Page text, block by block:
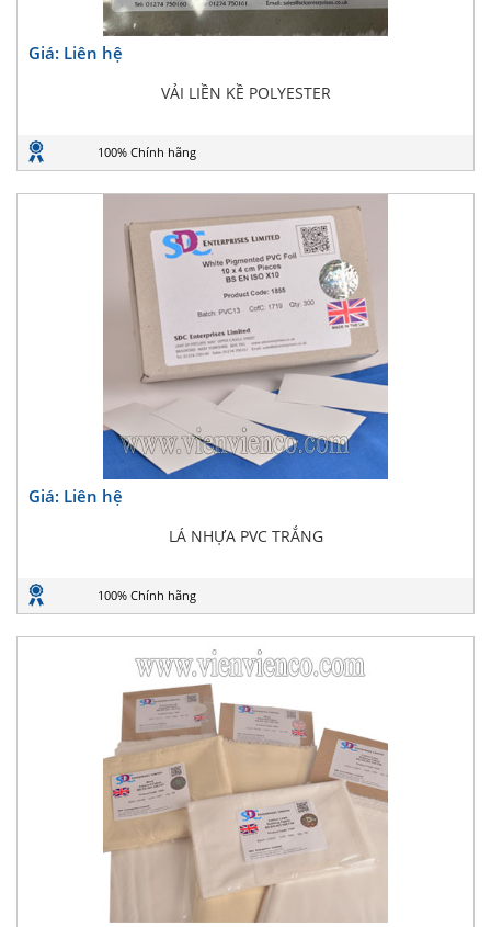
Giá: Liên hệ
VẢI LIỀN KỀ POLYESTER
100% Chính hãng
Giá: Liên hệ
LÁ NHỰA PVC TRẮNG
100% Chính hãng